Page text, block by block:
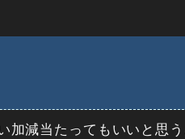
加減当たってもいいと思